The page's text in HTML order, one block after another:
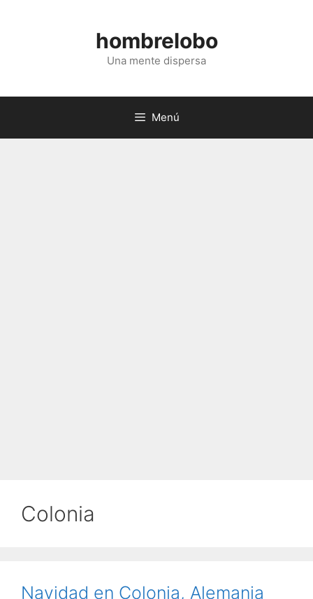
hombrelobo
Una mente dispersa
Menú
Colonia
Navidad en Colonia, Alemania